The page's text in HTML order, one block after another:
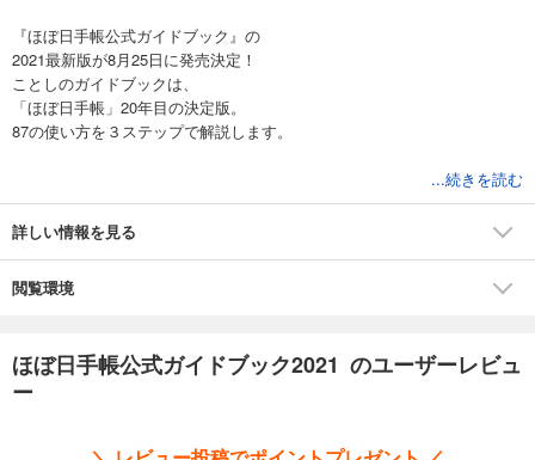
『ほぼ日手帳公式ガイドブック』の
2021最新版が8月25日に発売決定！
ことしのガイドブックは、
「ほぼ日手帳」20年目の決定版。
87の使い方を３ステップで解説します。
2021年版の最新カバーラインナップまで、
ほぼ日手帳の魅力が詰まった公式ガイドブック。
ほぼ日手帳をこれから使ってみたい方も、
丁寧にたっぷり紹介した一冊です。
...続きを読む
詳しい情報を見る
閲覧環境
ほぼ日手帳公式ガイドブック2021 のユーザーレビュ
ー